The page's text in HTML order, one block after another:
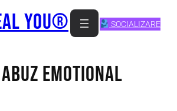
You® SOCIALIZARE
abuz emotional